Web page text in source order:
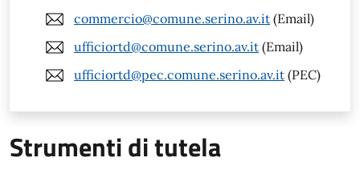
commercio@comune.serino.av.it (Email)
ufficiortd@comune.serino.av.it (Email)
ufficiortd@pec.comune.serino.av.it (PEC)
Strumenti di tutela